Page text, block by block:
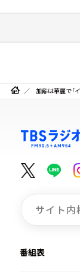
加齢は華麗で「
番組表